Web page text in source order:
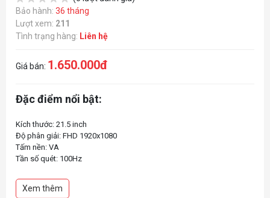
Bảo hành: 36 tháng
Lượt xem: 211
Tình trạng hàng: Liên hệ
Giá bán: 1.650.000đ
Đặc điểm nổi bật:
Kích thước: 21.5 inch
Độ phân giải: FHD 1920x1080
Tấm nền: VA
Tần số quét: 100Hz
Thời gian phản hồi: 5ms
Độ sáng: 250nits
Xem thêm